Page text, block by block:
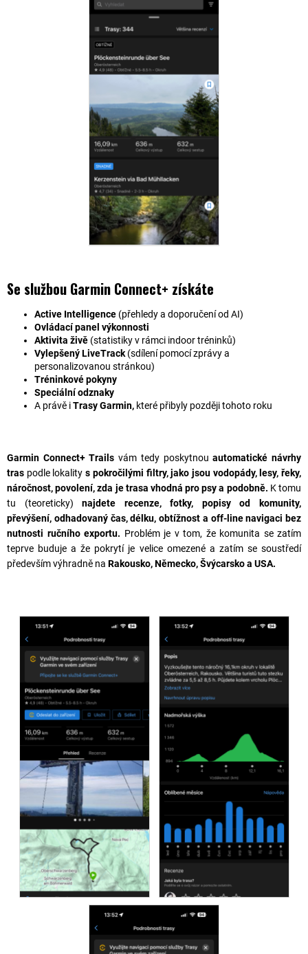
Se službou Garmin Connect+ získáte
Active Intelligence (přehledy a doporučení od AI)
Ovládací panel výkonnosti
Aktivita živě (statistiky v rámci indoor tréninků)
Vylepšený LiveTrack (sdílení pomocí zprávy a
personalizovanou stránkou)
Tréninkové pokyny
Speciální odznaky
A právě iTrasy Garmin, které přibyly později tohoto roku
Garmin Connect+ Trails vám tedy poskytnouautomatické návrhy
tras podle lokalitys pokročilými filtry, jako jsou vodopády, lesy, řeky,
náročnost, povolení, zda je trasa vhodná pro psy a podobně. K tomu
tu (teoreticky)najdete recenze, fotky, popisy od komunity,
převýšení, odhadovaný čas, délku, obtížnost a off-line navigaci bez
nutnosti ručního exportu. Problém je v tom, že komunita se zatím
teprve buduje a že pokrytí je velice omezené a zatím se soustředí
především výhradně na Rakousko, Německo, Švýcarsko a USA.